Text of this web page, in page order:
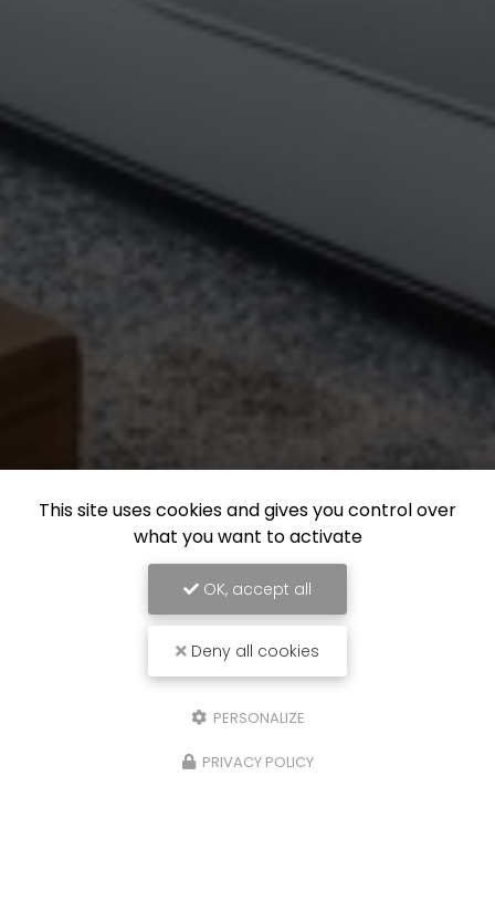
This site uses cookies and gives you control over
what you want to activate
OK, accept all
Deny all cookies
PERSONALIZE
PRIVACY POLICY